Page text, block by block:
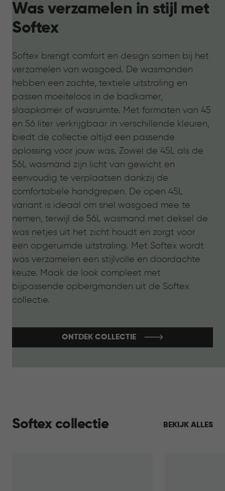
Was verzamelen in stijl met
Softex
Softex brengt comfort en design samen bij het
verzamelen van wasgoed. De wasmanden
hebben een zachte, textiele uitstraling en
passen moeiteloos in de badkamer,
slaapkamer of wasruimte. Met formaten van 45
en 56 liter verkrijgbaar in verschillende kleuren,
biedt de collectie altijd een passende
oplossing voor jouw was. Zowel de 45L als de
56L wasmand zijn licht van gewicht en
eenvoudig te verplaatsen dankzij de
comfortabele handgrepen. De open 45L
variant is ideaal om snel wasgoed mee te
nemen, terwijl de 56L wasmand met deksel de
was netjes uit het zicht houdt en zorgt voor
een opgeruimde uitstraling. Met Softex wordt
was verzamelen een stijlvolle en doordachte
keuze. Maak de look compleet met
bijpassende opbergmanden uit de Softex
collectie.
ONTDEK COLLECTIE
Softex collectie BEKIJK ALLES